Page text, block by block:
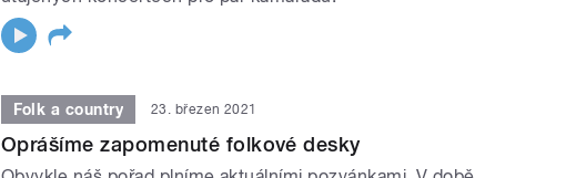
Folk a country 23. březen 2021
Oprášíme zapomenuté folkové desky